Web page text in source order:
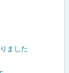
ました